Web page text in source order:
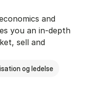
and
you an in-depth
sell and
og ledelse